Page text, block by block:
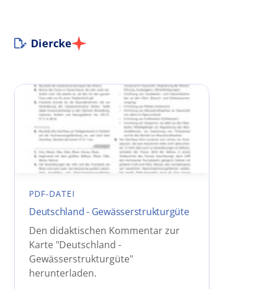
Diercke
PDF-DATEI
Deutschland - Gewässerstrukturgüte
Den didaktischen Kommentar zur
Karte "Deutschland -
Gewässerstrukturgüte"
herunterladen.